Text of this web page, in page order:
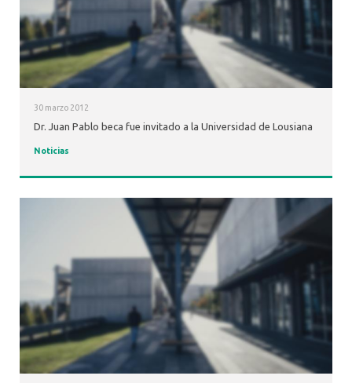
30 marzo 2012
Dr. Juan Pablo beca fue invitado a la Universidad de Lousiana
Noticias